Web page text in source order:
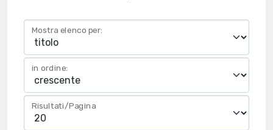
Mostra elenco per:
in ordine:
Risultati/Pagina